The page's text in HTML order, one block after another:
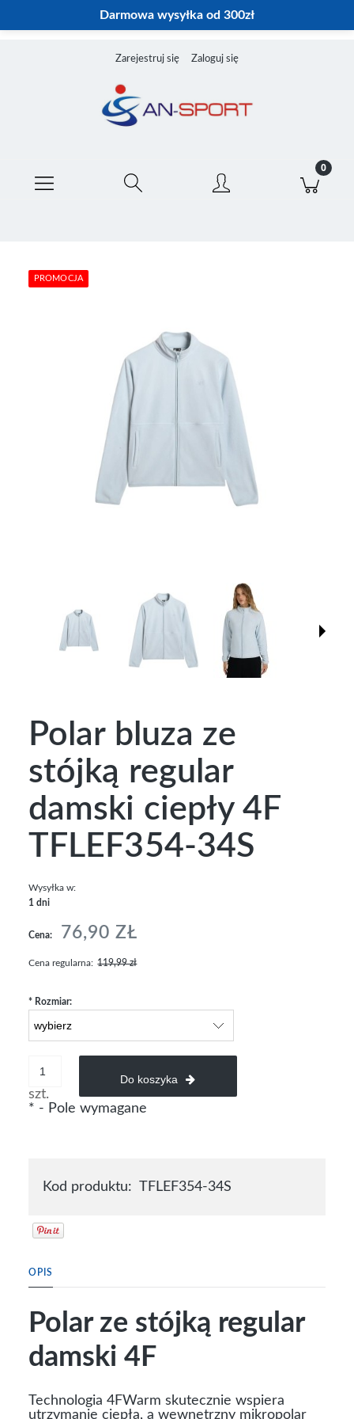
Darmowa wysyłka od 300zł
Zarejestruj się Zaloguj się
PROMOCJA
Polar bluza ze
stójką regular
damski ciepły 4F
TFLEF354-34S
Wysyłka w:
1 dni
Cena: 76,90 ZŁ
Cena regularna: 119,99 zł
* Rozmiar:
szt.
Do koszyka
* - Pole wymagane
Kod produktu: TFLEF354-34S
OPIS
Polar ze stójką regular
damski 4F
Technologia 4FWarm skutecznie wspiera
utrzymanie ciepła, a wewnętrzny mikropolar